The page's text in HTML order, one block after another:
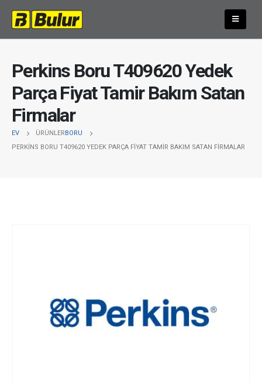
Perkins Boru T409620 Yedek
Parça Fiyat Tamir Bakım Satan
Firmalar
EV ÜRÜNLERBORU
PERKINS BORU T409620 YEDEK PARÇA FIYAT TAMIR BAKIM SATAN FIRMALAR